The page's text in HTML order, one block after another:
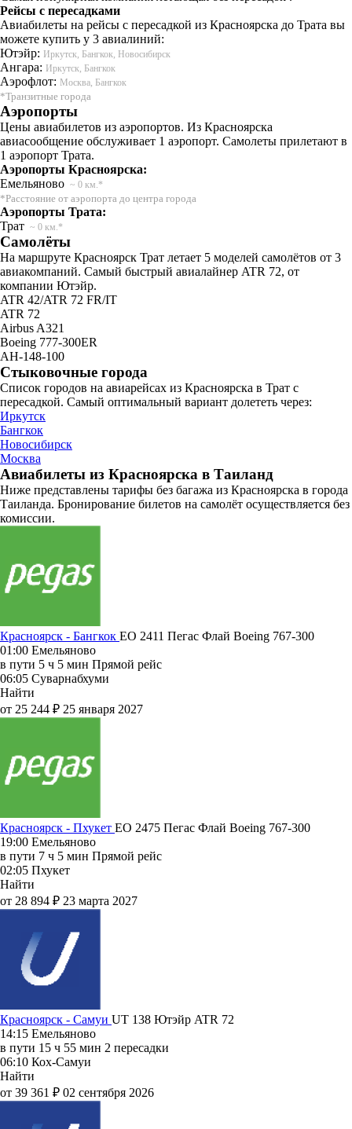
Рейсы с пересадками
Авиабилеты на рейсы с пересадкой из Красноярска до Трата вы
можете купить у 3 авиалиний:
Ютэйр: Иркутск, Бангкок, Новосибирск
Ангара: Иркутск, Бангкок
Аэрофлот: Москва, Бангкок
*Транзитные города
Аэропорты
Цены авиабилетов из аэропортов. Из Красноярска
авиасообщение обслуживает 1 аэропорт. Самолеты прилетают в
1 аэропорт Трата.
Аэропорты Красноярска:
Емельяново ~ 0 км.*
*Расстояние от аэропорта до центра города
Аэропорты Трата:
Трат ~ 0 км.*
Самолёты
На маршруте Красноярск Трат летает 5 моделей самолётов от 3
авиакомпаний. Самый быстрый авиалайнер ATR 72, от
компании Ютэйр.
ATR 42/ATR 72 FR/IT
ATR 72
Airbus A321
Boeing 777-300ER
АН-148-100
Стыковочные города
Список городов на авиарейсах из Красноярска в Трат с
пересадкой. Самый оптимальный вариант долететь через:
Иркутск
Бангкок
Новосибирск
Москва
Авиабилеты из Красноярска в Таиланд
Ниже представлены тарифы без багажа из Красноярска в города
Таиланда. Бронирование билетов на самолёт осуществляется без
комиссии.
Красноярск - Бангкок EO 2411 Пегас Флай Boeing 767-300
01:00 Емельяново
в пути 5 ч 5 мин Прямой рейс
06:05 Суварнабхуми
Найти
от 25 244 ₽ 25 января 2027
Красноярск - Пхукет EO 2475 Пегас Флай Boeing 767-300
19:00 Емельяново
в пути 7 ч 5 мин Прямой рейс
02:05 Пхукет
Найти
от 28 894 ₽ 23 марта 2027
Красноярск - Самуи UT 138 Ютэйр ATR 72
14:15 Емельяново
в пути 15 ч 55 мин 2 пересадки
06:10 Кох-Самуи
Найти
от 39 361 ₽ 02 сентября 2026